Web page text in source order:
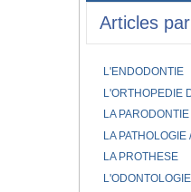
Articles
L'ENDODONTIE
L'ORTHOPEDIE
LA
LA
LA PROTHESE